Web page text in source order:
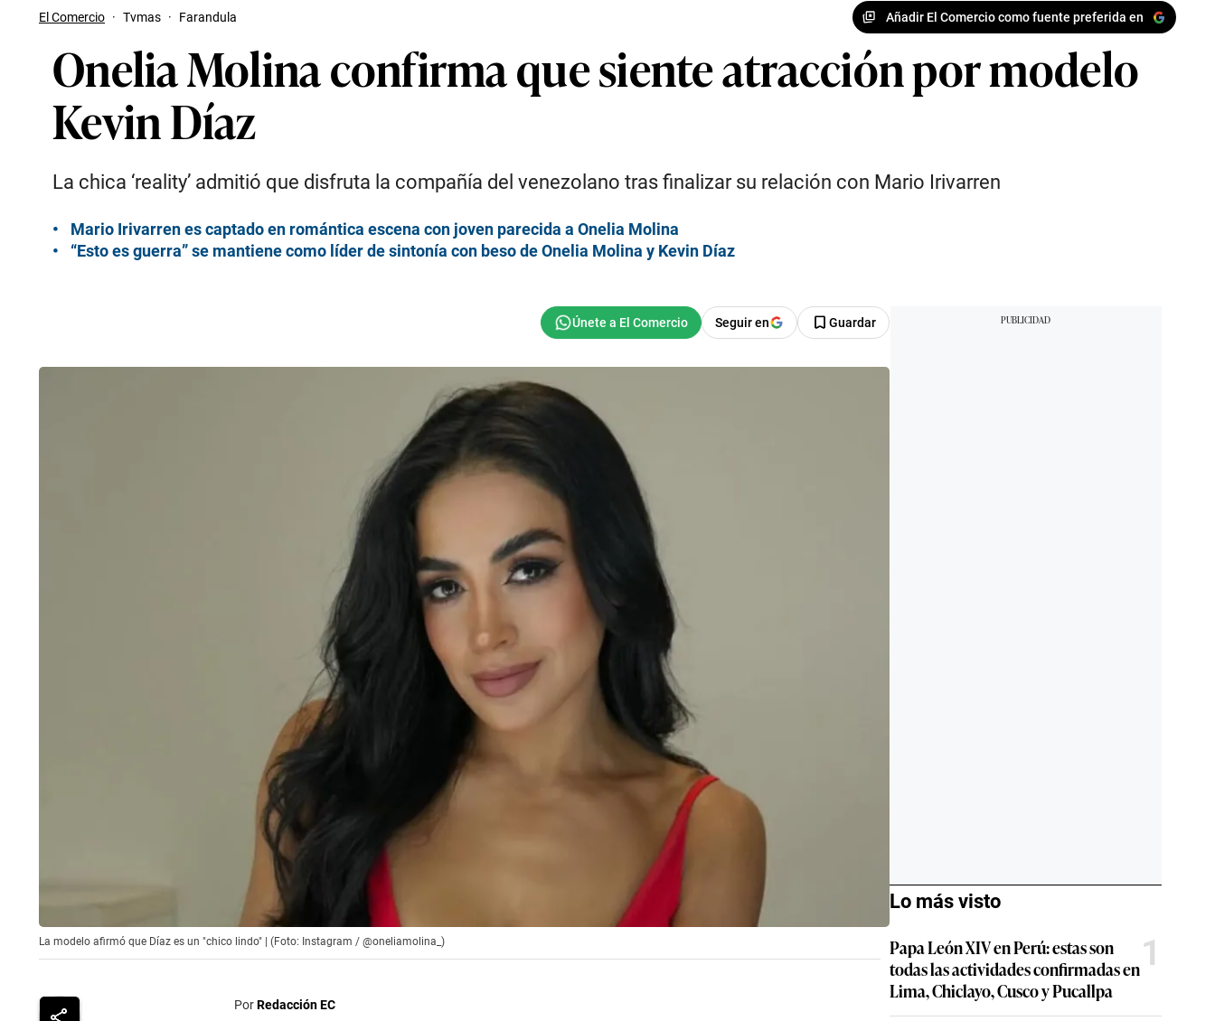
El Comercio · Tvmas · Farandula Añadir El Comercio como fuente preferida en
Onelia Molina confirma que siente atracción por modelo
Kevin Díaz
La chica ‘reality’ admitió que disfruta la compañía del venezolano tras finalizar su relación con Mario Irivarren
Mario Irivarren es captado en romántica escena con joven parecida a Onelia Molina
“Esto es guerra” se mantiene como líder de sintonía con beso de Onelia Molina y Kevin Díaz
Seguir en Guardar
La modelo afirmó que Díaz es un "chico lindo" | (Foto: Instagram / @oneliamolina_)
PorRedacción EC
Lo más visto
Papa León XIV en Perú: estas son
todas las actividades confirmadas en
Lima, Chiclayo, Cusco y Pucallpa
1